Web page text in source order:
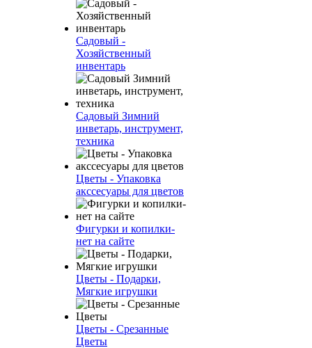
Садовый -
Хозяйственный
инвентарь
Садовый Зимний
инветарь, инструмент,
техника
Цветы - Упаковка
акссесуары для цветов
Фигурки и копилки-
нет на сайте
Цветы - Подарки,
Мягкие игрушки
Цветы - Срезанные
Цветы